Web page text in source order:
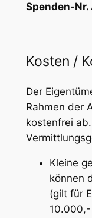
Spenden-Nr.
Kosten /
Der
Rahmen der
kostenfrei
Kleine
können
(gilt für
10.000,-